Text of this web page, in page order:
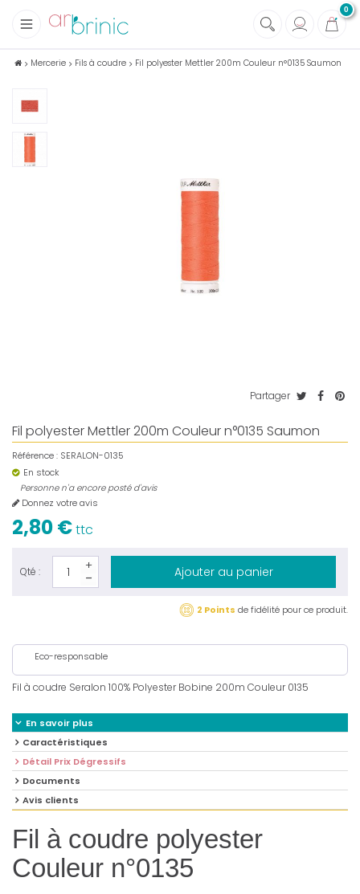
0
+
Tissus
Soins et Santé au naturel
Maison écologique
Lectures
Mercerie Fils à coudre Fil polyester Mettler 200m Couleur n°0135 Saumon
Partager
Fil polyester Mettler 200m Couleur n°0135 Saumon
Référence : SERALON-0135
En stock
Personne n'a encore posté d'avis
Donnez votre avis
2,80 €ttc
Qté : Ajouter au panier
2 Points de fidélité pour ce produit.
Eco-responsable
Fil à coudre Seralon 100% Polyester Bobine 200m Couleur 0135
En savoir plus
Caractéristiques
Détail Prix Dégressifs
Documents
Avis clients
Fil à coudre polyester
Couleur n°0135